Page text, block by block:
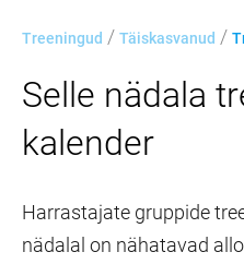
Treeningud / Täiskasvanud /
Selle nädala
kalender
Harrastajate gruppide
nädalal on nähatavad